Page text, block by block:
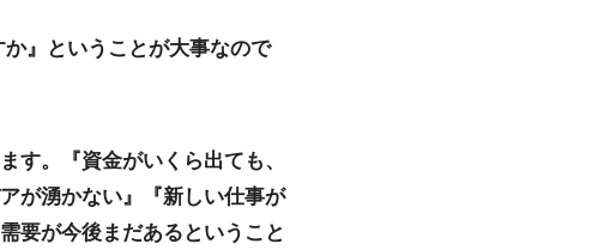
』ということが大事なので
す。『資金がいくら出ても、
が湧かない』『新しい仕事が
要が今後まだあるということ